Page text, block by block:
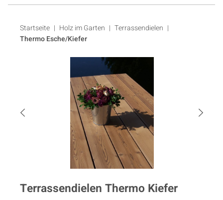
Startseite Holz im Garten | Terrassendielen |
Thermo Esche/Kiefer
Terrassendielen Thermo Kiefer